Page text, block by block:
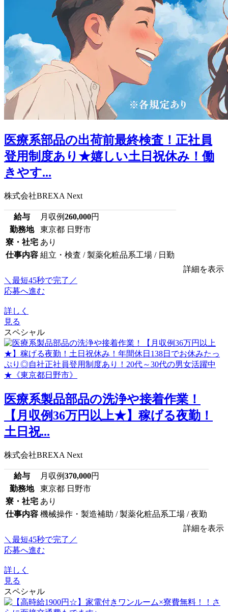
医療系部品の出荷前最終検査！正社員
登用制度あり★嬉しい土日祝休み！働
きやす...
株式会社BREXA Next
給与 月収例260,000円
勤務地
東京都 日野市
寮・社宅 あり
仕事内容 組立・検査 / 製薬化粧品系工場 / 日勤
詳細を表示
＼最短45秒で完了／
応募へ進む
詳しく
見る
スペシャル
医療系製品部品の洗浄や接着作業！
【月収例36万円以上★】稼げる夜勤！
土日祝...
株式会社BREXA Next
給与 月収例370,000円
勤務地
東京都 日野市
寮・社宅 あり
仕事内容 機械操作・製造補助 / 製薬化粧品系工場 / 夜勤
詳細を表示
＼最短45秒で完了／
応募へ進む
詳しく
見る
スペシャル